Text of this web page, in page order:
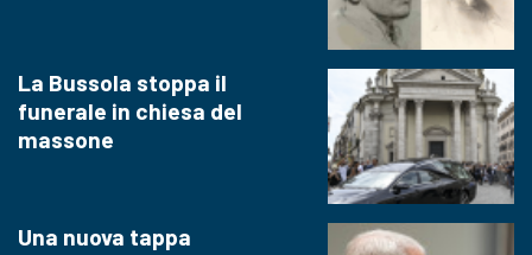
La Bussola stoppa il
funerale in chiesa del
massone
Una nuova tappa